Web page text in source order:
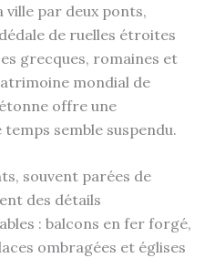
ville par deux ponts,
de ruelles étroites
grecques, romaines et
mondial de
offre une
semble suspendu.
souvent parées de
des détails
: balcons en fer forgé,
ombragées et églises